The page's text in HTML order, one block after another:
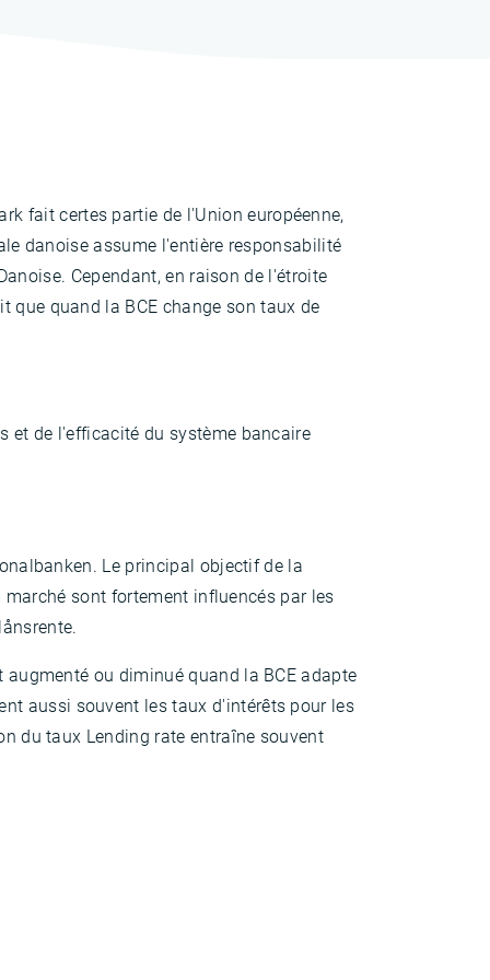
fait certes partie de l'Union européenne,
danoise assume l'entière responsabilité
Cependant, en raison de l'étroite
que quand la BCE change son taux de
et de l'efficacité du système bancaire
Le principal objectif de la
sont fortement influencés par les
ou diminué quand la BCE adapte
aussi souvent les taux d'intérêts pour les
du taux Lending rate entraîne souvent